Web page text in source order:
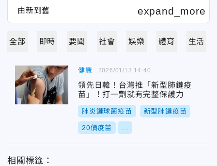
全部 即時 要聞 社會 娛樂 體育 生活
健康
領先日韓！台灣推「新型肺鏈疫
苗」！打一劑就有完整保護力
肺炎鏈球菌疫苗 新型肺鏈疫苗
20價疫苗
2026/01/13 14:40
相關標籤：